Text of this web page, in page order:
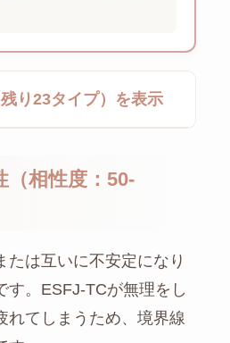
り23タイプ）を表示
（相性度：50-
たは互いに不安定になり
す。ESFJ-TCが無理をし
れてしまうため、境界線